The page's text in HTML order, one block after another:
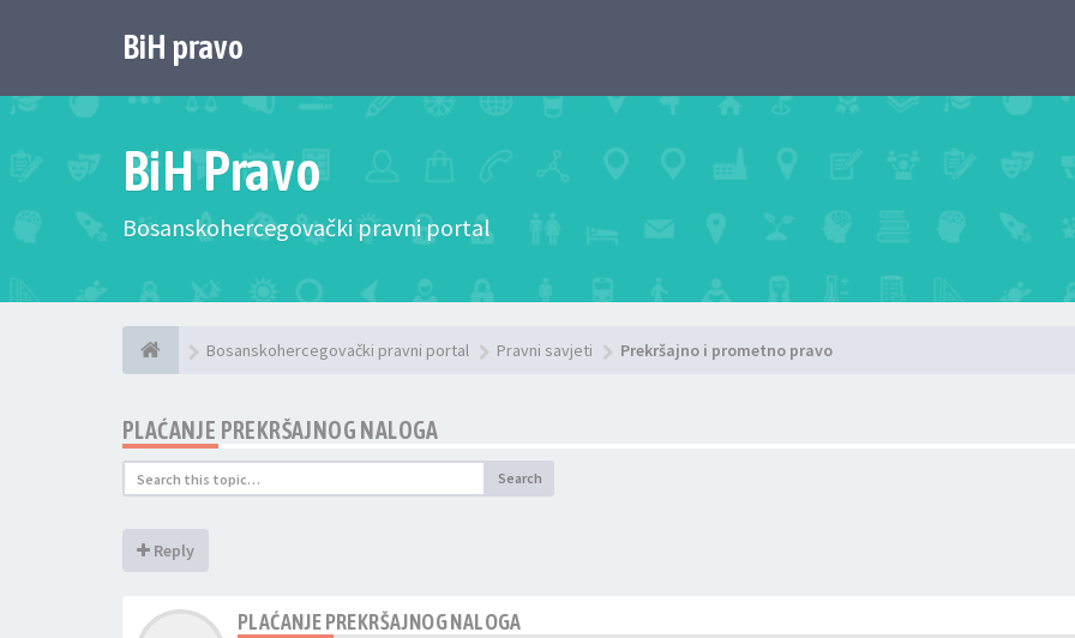
BiH pravo
BiH Pravo
Bosanskohercegovački pravni portal
Bosanskohercegovački pravni portal Pravni savjeti Prekršajno i prometno pravo
PLAĆANJE PREKRŠAJNOG NALOGA
Search
Reply
PLAĆANJE PREKRŠAJNOG NALOGA